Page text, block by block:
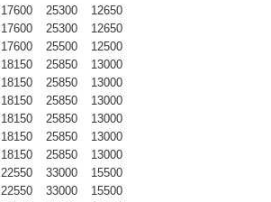
17600 25300
12650
17600 25300
12650
17600 25500
12500
18150 25850
13000
18150 25850
13000
18150 25850
13000
18150 25850
13000
18150 25850
13000
18150 25850
13000
22550 33000
15500
22550 33000
15500